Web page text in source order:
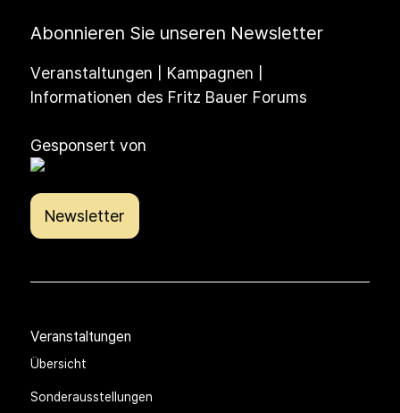
Abonnieren Sie unseren Newsletter
Veranstaltungen | Kampagnen |
Informationen des Fritz Bauer Forums
Gesponsert von
Newsletter
Veranstaltungen
Übersicht
Sonderausstellungen